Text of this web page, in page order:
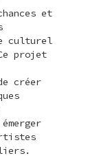
et
culturel
projet
créer